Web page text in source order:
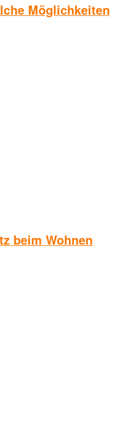
Möglichkeiten
beim Wohnen